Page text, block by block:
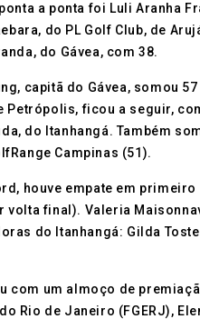
a ponta foi Luli Aranha
do PL Golf Club, de
do Gávea, com 38.
capitã do Gávea, somou
Petrópolis, ficou a seguir,
do Itanhangá. Também
Campinas (51).
houve empate em
final). Valeria
do Itanhangá: Gilda
com um almoço de
Rio de Janeiro (FGERJ),